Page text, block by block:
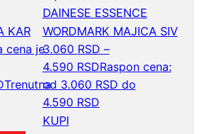
KAR
cena je
Trenutna
DAINESE ESSENCE
WORDMARK MAJICA SIV
3.060 RSD –
4.590 RSDRaspon cena:
od 3.060 RSD do
4.590 RSD
KUPI